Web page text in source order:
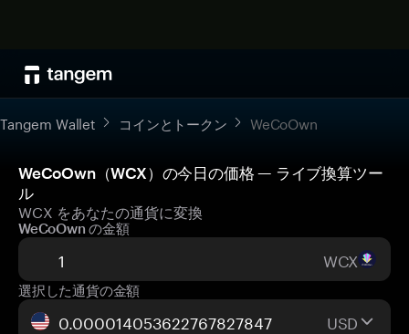
Tangem Wallet コインとトークン WeCoOwn
WeCoOwn（WCX）の今日の価格 — ライブ換算ツー
ル
WCX をあなたの通貨に変換
WeCoOwn の金額
WCX
選択した通貨の金額
USD